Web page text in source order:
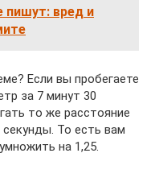
пишут: вред и
Если вы пробегаете
за 7 минут 30
то же расстояние
То есть вам
на 1,25.